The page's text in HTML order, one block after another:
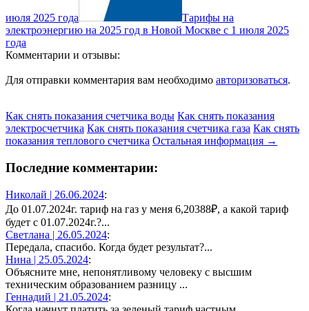
июля 2025 года
Тарифы на
электроэнергию на 2025 год в Новой Москве с 1 июля 2025
года
Комментарии и отзывы:
Для отправки комментария вам необходимо авторизоваться.
Как снять показания счетчика воды Как снять показания
электросчетчика Как снять показания счетчика газа Как снять
показания теплового счетчика Остальная информация →
Последние комментарии:
Николай | 26.06.2024:
До 01.07.2024г. тариф на газ у меня 6,20388₽, а какой тариф
будет с 01.07.2024г.?...
Светлана | 26.05.2024:
Передала, спасибо. Когда будет результат?...
Нина | 25.05.2024:
Объясните мне, непонятливому человеку с высшим
техническим образованием разницу ...
Геннадий | 21.05.2024: